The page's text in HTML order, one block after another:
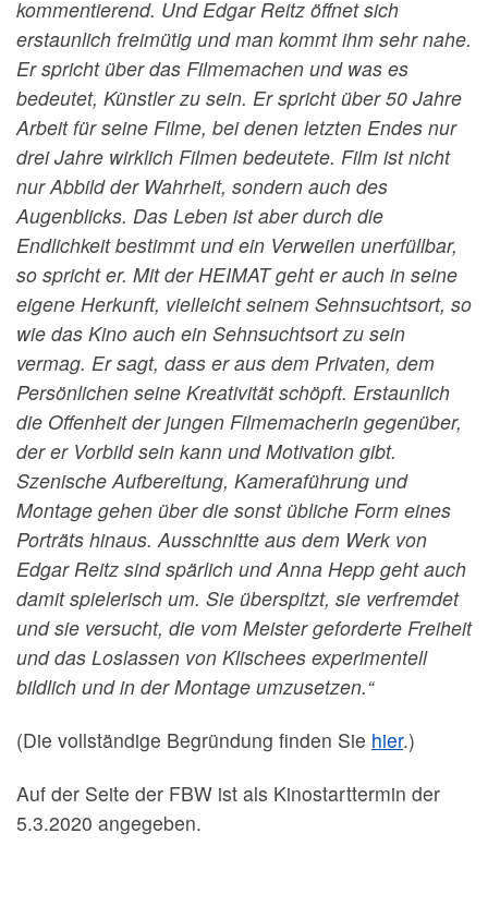
kommentierend. Und Edgar Reitz öffnet sich
erstaunlich freimütig und man kommt ihm sehr nahe.
Er spricht über das Filmemachen und was es
bedeutet, Künstler zu sein. Er spricht über 50 Jahre
Arbeit für seine Filme, bei denen letzten Endes nur
drei Jahre wirklich Filmen bedeutete. Film ist nicht
nur Abbild der Wahrheit, sondern auch des
Augenblicks. Das Leben ist aber durch die
Endlichkeit bestimmt und ein Verweilen unerfüllbar,
so spricht er. Mit der HEIMAT geht er auch in seine
eigene Herkunft, vielleicht seinem Sehnsuchtsort, so
wie das Kino auch ein Sehnsuchtsort zu sein
vermag. Er sagt, dass er aus dem Privaten, dem
Persönlichen seine Kreativität schöpft. Erstaunlich
die Offenheit der jungen Filmemacherin gegenüber,
der er Vorbild sein kann und Motivation gibt.
Szenische Aufbereitung, Kameraführung und
Montage gehen über die sonst übliche Form eines
Porträts hinaus. Ausschnitte aus dem Werk von
Edgar Reitz sind spärlich und Anna Hepp geht auch
damit spielerisch um. Sie überspitzt, sie verfremdet
und sie versucht, die vom Meister geforderte Freiheit
und das Loslassen von Klischees experimentell
bildlich und in der Montage umzusetzen.“
(Die vollständige Begründung finden Sie hier.)
Auf der Seite der FBW ist als Kinostarttermin der
5.3.2020 angegeben.